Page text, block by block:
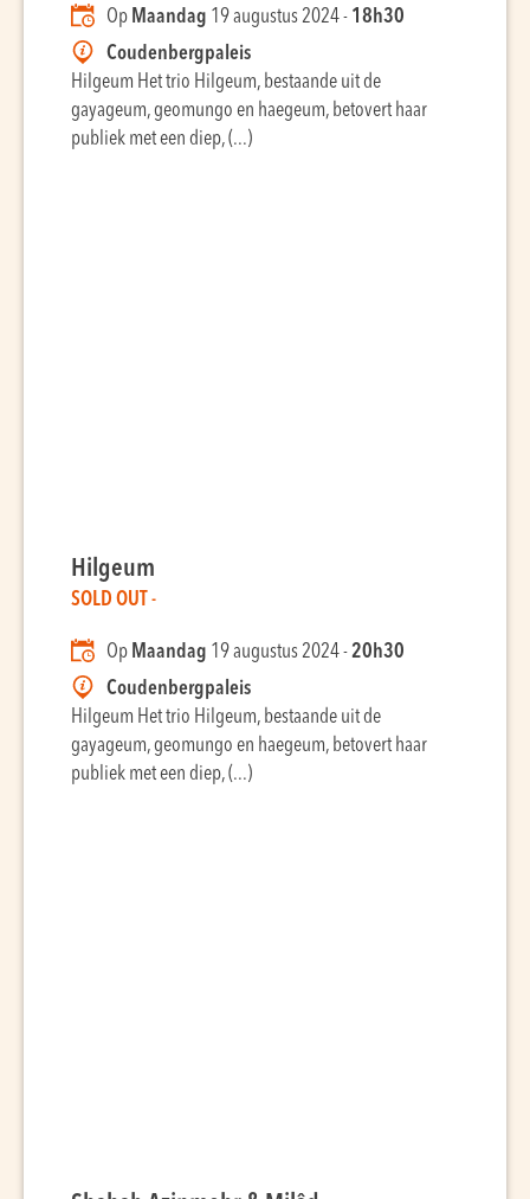
Op Maandag 19 augustus 2024 - 18h30
Coudenbergpaleis
Hilgeum Het trio Hilgeum, bestaande uit de
gayageum, geomungo en haegeum, betovert haar
publiek met een diep, (...)
Hilgeum
SOLD OUT -
Op Maandag 19 augustus 2024 -20h30
Coudenbergpaleis
Hilgeum Het trio Hilgeum, bestaande uit de
gayageum, geomungo en haegeum, betovert haar
publiek met een diep, (...)